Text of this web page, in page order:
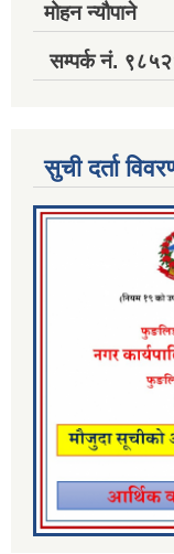
मोहन न्यौपाने
सम्पर्क नं.
सुची दर्ता